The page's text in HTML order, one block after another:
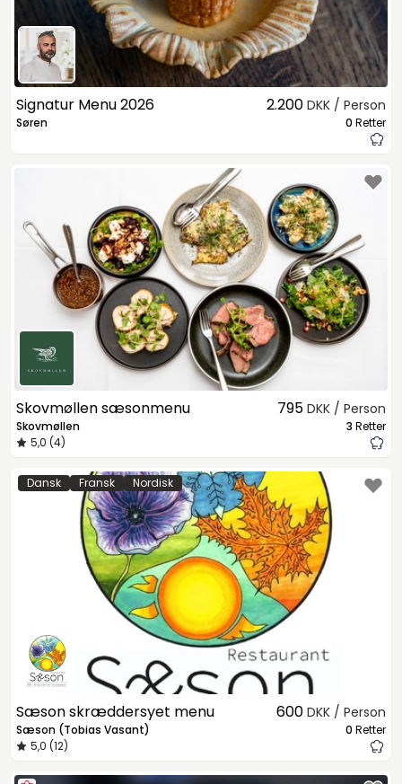
Signatur Menu 2026
Søren
2.200 DKK / Person
0 Retter
Skovmøllen sæsonmenu
Skovmøllen
5,0 (4)
795 DKK / Person
3 Retter
Dansk Fransk Nordisk
Sæson skræddersyet menu
Sæson (Tobias Vasant)
5,0 (12)
600 DKK / Person
0 Retter